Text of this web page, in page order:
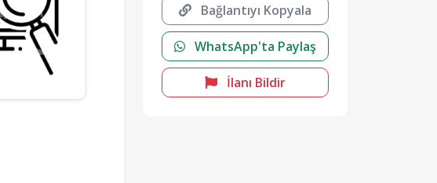
Bağlantıyı Kopyala
WhatsApp'ta Paylaş
İlanı Bildir